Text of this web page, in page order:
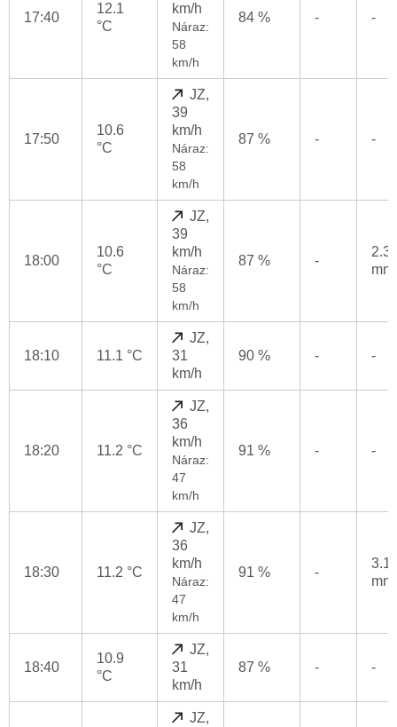
17:40
12.1
°C
km/h
Náraz:
58
km/h
84 % - -
17:50
10.6
°C
JZ,
39
km/h
Náraz:
58
km/h
87 % - -
18:00
10.6
°C
JZ,
39
km/h
Náraz:
58
km/h
87 % -
2.3
mm
18:10 11.1 °C
JZ,
31
km/h
90 % - -
18:20 11.2 °C
JZ,
36
km/h
Náraz:
47
km/h
91 % - -
18:30 11.2 °C
JZ,
36
km/h
Náraz:
47
km/h
91 % -
3.1
mm
18:40
10.9
°C
JZ,
31
km/h
87 % - -
JZ,